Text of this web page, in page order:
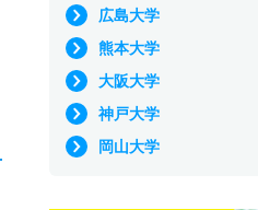
広島大学
熊本大学
大阪大学
神戸大学
岡山大学